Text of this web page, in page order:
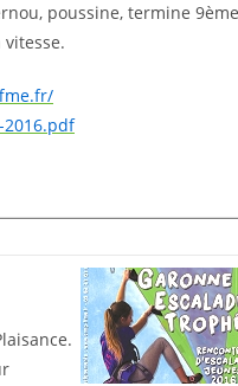
poussine, termine 9ème